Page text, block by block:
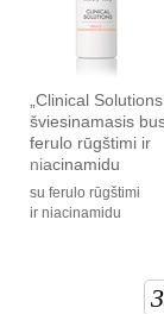
„Clinical
šviesinamasis
ferulo rūgštimi ir
niacinamidu
su ferulo rūgštimi
ir niacinamidu